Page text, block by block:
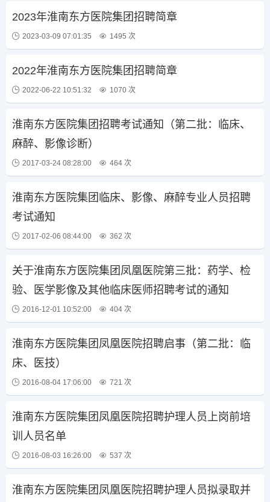
2023年淮南东方医院集团招聘简章
2023-03-09 07:01:35 1495 次
2022年淮南东方医院集团招聘简章
2022-06-22 10:51:32 1070 次
淮南东方医院集团招聘考试通知（第二批：临床、
麻醉、影像诊断）
2017-03-24 08:28:00 464 次
淮南东方医院集团临床、影像、麻醉专业人员招聘
考试通知
2017-02-06 08:44:00 362 次
关于淮南东方医院集团凤凰医院第三批：药学、检
验、医学影像及其他临床医师招聘考试的通知
2016-12-01 10:52:00 404 次
淮南东方医院集团凤凰医院招聘启事（第二批：临
床、医技）
2016-08-04 17:06:00 721 次
淮南东方医院集团凤凰医院招聘护理人员上岗前培
训人员名单
2016-08-03 16:26:00 537 次
淮南东方医院集团凤凰医院招聘护理人员拟录取并